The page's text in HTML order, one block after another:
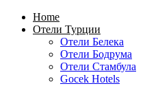
Home
Отели Турции
Отели Белека
Отели Бодрума
Отели Стамбула
Gocek Hotels